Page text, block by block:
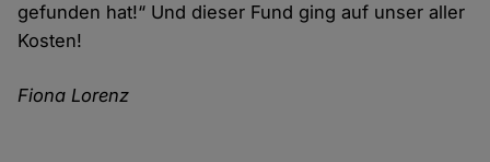
gefunden hat!“ Und dieser Fund ging auf unser aller
Kosten!
Fiona Lorenz